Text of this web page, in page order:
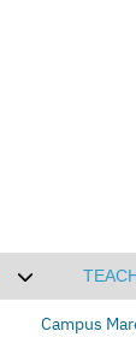
Desplegar
Campus